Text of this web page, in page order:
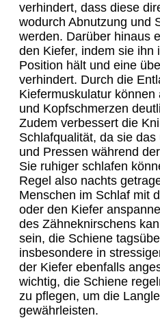
verhindert, dass diese
wodurch Abnutzung und
werden. Darüber hinaus
den Kiefer, indem sie ihn
Position hält und eine
verhindert. Durch die
Kiefermuskulatur können
und Kopfschmerzen
Zudem verbessert die
Schlafqualität, da sie
und Pressen während
Sie ruhiger schlafen
Regel also nachts
Menschen im Schlaf mit
oder den Kiefer
des Zähneknirschens
sein, die Schiene
insbesondere in
der Kiefer ebenfalls
wichtig, die Schiene
zu pflegen, um die
gewährleisten.